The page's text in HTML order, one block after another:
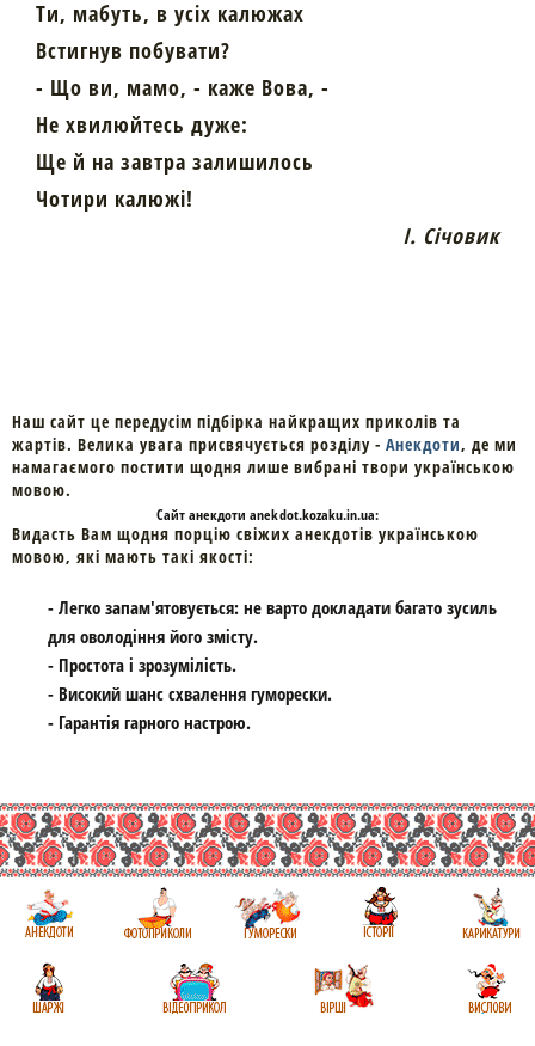
Ти, мабуть, в усіх калюжах
Встигнув побувати?
- Що ви, мамо, - каже Вова, -
Не хвилюйтесь дуже:
Ще й на завтра залишилось
Чотири калюжі!
І. Січовик
Наш сайт це передусім підбірка найкращих приколів та
жартів. Велика увага присвячується розділу - Анекдоти, де ми
намагаємого постити щодня лише вибрані твори українською
мовою.
Cайтанекдоти anekdot.kozaku.in.ua:
Видасть Вам щодня порцію свіжих анекдотів українською
мовою, які мають такі якості:
- Легко запам'ятовується: не варто докладати багато зусиль
для оволодіння його змісту.
- Простота і зрозумілість.
- Високий шанс схвалення гуморески.
- Гарантія гарного настрою.